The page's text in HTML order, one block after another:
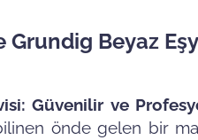
Grundig Beyaz
Güvenilir ve
önde gelen bir